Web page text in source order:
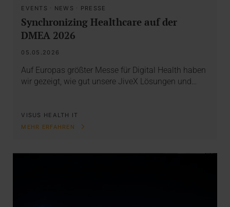
EVENTS · NEWS · PRESSE
Synchronizing Healthcare auf der
DMEA 2026
05.05.2026
Auf Europas größter Messe für Digital Health haben
wir gezeigt, wie gut unsere JiveX Lösungen und…
VISUS HEALTH IT
MEHR ERFAHREN